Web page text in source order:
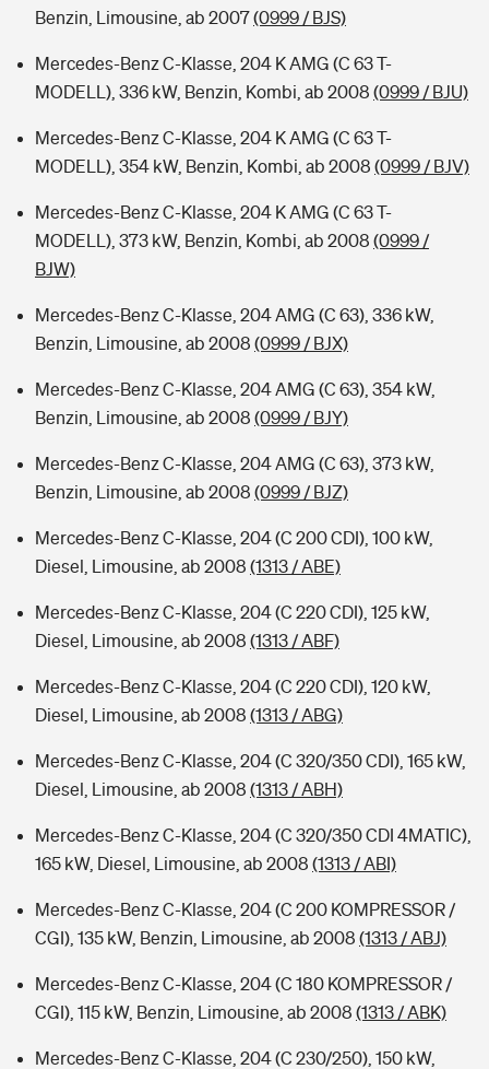
Benzin, Limousine, ab 2007(0999 / BJS)
Mercedes-Benz C-Klasse, 204 K AMG (C 63 T-
MODELL), 336 kW, Benzin, Kombi, ab 2008 (0999 / BJU)
Mercedes-Benz C-Klasse, 204 K AMG (C 63 T-
MODELL), 354 kW, Benzin, Kombi, ab 2008 (0999 / BJV)
Mercedes-Benz C-Klasse, 204 K AMG (C 63 T-
MODELL), 373 kW, Benzin, Kombi, ab 2008 (0999 /
BJW)
Mercedes-Benz C-Klasse, 204 AMG (C 63), 336 kW,
Benzin, Limousine, ab 2008 (0999 / BJX)
Mercedes-Benz C-Klasse, 204 AMG (C 63), 354 kW,
Benzin, Limousine, ab 2008 (0999 / BJY)
Mercedes-Benz C-Klasse, 204 AMG (C 63), 373 kW,
Benzin, Limousine, ab 2008 (0999 / BJZ)
Mercedes-Benz C-Klasse, 204 (C 200 CDI), 100 kW,
Diesel, Limousine, ab 2008 (1313 / ABE)
Mercedes-Benz C-Klasse, 204 (C 220 CDI), 125 kW,
Diesel, Limousine, ab 2008 (1313 / ABF)
Mercedes-Benz C-Klasse, 204 (C 220 CDI), 120 kW,
Diesel, Limousine, ab 2008 (1313 / ABG)
Mercedes-Benz C-Klasse, 204 (C 320/350 CDI), 165 kW,
Diesel, Limousine, ab 2008 (1313 / ABH)
Mercedes-Benz C-Klasse, 204 (C 320/350 CDI 4MATIC),
165 kW, Diesel, Limousine, ab 2008 (1313 / ABI)
Mercedes-Benz C-Klasse, 204 (C 200 KOMPRESSOR /
CGI), 135 kW, Benzin, Limousine, ab 2008 (1313 / ABJ)
Mercedes-Benz C-Klasse, 204 (C 180 KOMPRESSOR /
CGI), 115 kW, Benzin, Limousine, ab 2008 (1313 / ABK)
Mercedes-Benz C-Klasse, 204 (C 230/250), 150 kW,